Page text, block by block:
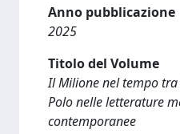
Anno pubblicazione
2025
Titolo del Volume
Il Milione nel tempo
Polo nelle letterature
contemporanee